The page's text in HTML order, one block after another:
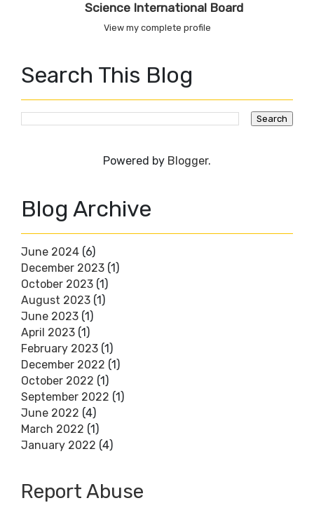
Science International Board
View my complete profile
Search This Blog
Powered by Blogger.
Blog Archive
June 2024 (6)
December 2023 (1)
October 2023 (1)
August 2023 (1)
June 2023 (1)
April 2023 (1)
February 2023 (1)
December 2022 (1)
October 2022 (1)
September 2022 (1)
June 2022 (4)
March 2022 (1)
January 2022 (4)
Report Abuse